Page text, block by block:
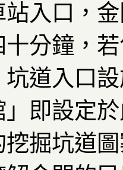
入口，
分鐘，
道入口
」即設定
掘坑道